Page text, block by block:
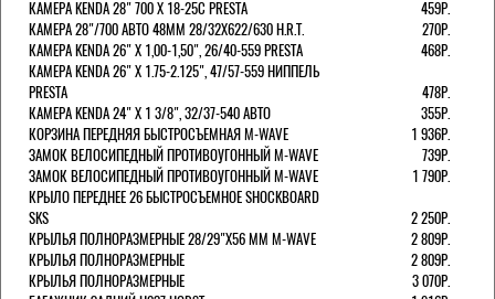
КАМЕРА KENDA 28" 700 Х 18-25С PRESTA
459Р.
КАМЕРА 28"/700 АВТО 48ММ 28/32Х622/630 H.R.T.
270Р.
КАМЕРА KENDA 26" Х 1,00-1,50", 26/40-559 PRESTA
468Р.
КАМЕРА KENDA 26" Х 1.75-2.125", 47/57-559 НИППЕЛЬ
PRESTA
478Р.
КАМЕРА KENDA 24" Х 1 3/8", 32/37-540 АВТО
355Р.
КОРЗИНА ПЕРЕДНЯЯ БЫСТРОСЪЕМНАЯ M-WAVE
1 936Р.
ЗАМОК ВЕЛОСИПЕДНЫЙ ПРОТИВОУГОННЫЙ M-WAVE
739Р.
ЗАМОК ВЕЛОСИПЕДНЫЙ ПРОТИВОУГОННЫЙ M-WAVE
1 790Р.
КРЫЛО ПЕРЕДНЕЕ 26 БЫСТРОСЪЕМНОЕ SHOCKBOARD
SKS
2 250Р.
КРЫЛЬЯ ПОЛНОРАЗМЕРНЫЕ 28/29"Х56 ММ M-WAVE
2 809Р.
КРЫЛЬЯ ПОЛНОРАЗМЕРНЫЕ
2 809Р.
КРЫЛЬЯ ПОЛНОРАЗМЕРНЫЕ
3 070Р.